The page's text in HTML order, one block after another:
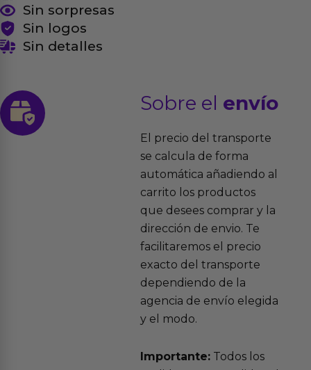
Sin sorpresas
Sin logos
Sin detalles
Sobre el envío
El precio del transporte
se calcula de forma
automática añadiendo al
carrito los productos
que desees comprar y la
dirección de envio. Te
facilitaremos el precio
exacto del transporte
dependiendo de la
agencia de envío elegida
y el modo.
Importante:Todos los